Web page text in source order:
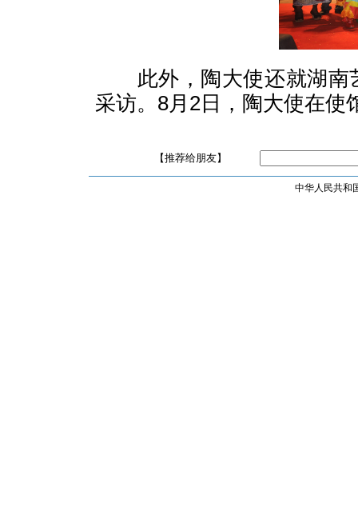
此外，陶大使还就湖
采访。 8月 2日，陶大使在使
【推荐给朋友】
中华人民共和